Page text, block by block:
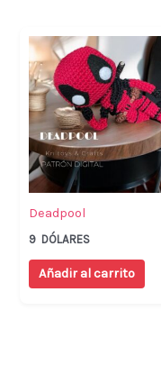
Deadpool
9 DÓLARES
Añadir al carrito